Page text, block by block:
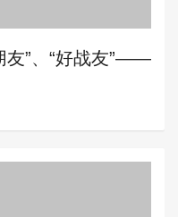
友”、“好战友”——